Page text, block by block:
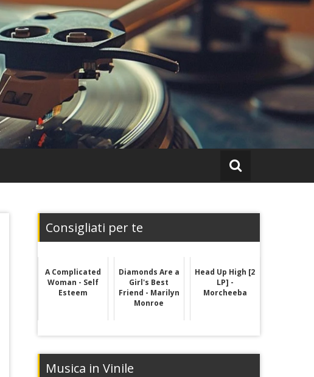
Consigliati per te
A Complicated
Woman - Self
Esteem
Diamonds Are a
Girl's Best
Friend - Marilyn
Monroe
Head Up High [2
LP] -
Morcheeba
Musica in Vinile